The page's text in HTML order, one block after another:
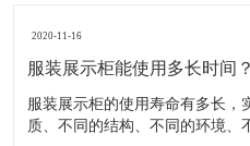
陈列展示商品。把商品的风采展
2020-11-16
服装展示柜能使用多长时间？
服装展示柜的使用寿命有多长，
质、不同的结构、不同的环境、